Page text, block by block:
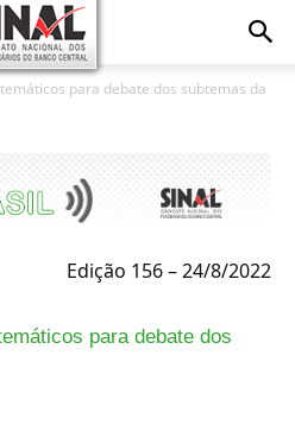
para debate dos subtemas da
Edição 156 – 24/8/2022
para debate dos